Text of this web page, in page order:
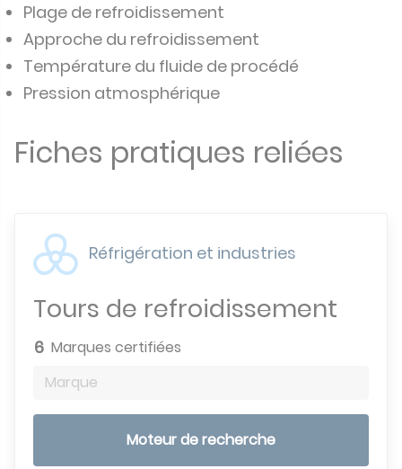
Plage de refroidissement
Approche du refroidissement
Température du fluide de procédé
Pression atmosphérique
Fiches pratiques reliées
Réfrigération et industries
Tours de refroidissement
6 Marques certifiées
Marque
Moteur de recherche